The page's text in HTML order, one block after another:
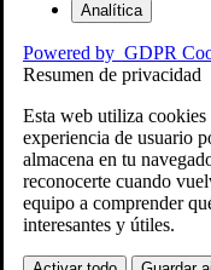
Analítica
Powered by GDPR
Resumen de privacidad
Esta web utiliza cookies
experiencia de usuario
almacena en tu
reconocerte cuando
equipo a comprender
interesantes y útiles.